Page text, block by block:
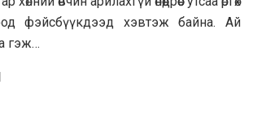
фэйсбүүкдээд хэвтэж байна. Ай
гэж…